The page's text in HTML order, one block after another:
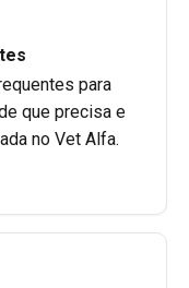
para
que precisa e
no Vet Alfa.